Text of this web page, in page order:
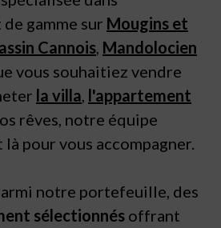
gamme sur Mougins et
Cannois, Mandolocien
vous souhaitiez vendre
la villa, l'appartement
rêves, notre équipe
pour vous accompagner.
notre portefeuille, des
sélectionnés offrant